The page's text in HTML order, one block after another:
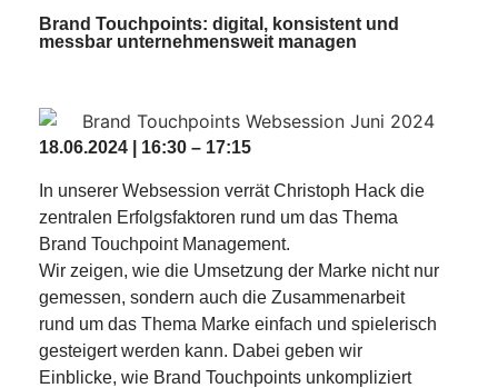
Brand Touchpoints: digital, konsistent und
messbar unternehmensweit managen
18.06.2024 | 16:30 – 17:15
In unserer Websession verrät Christoph Hack die
zentralen Erfolgsfaktoren rund um das Thema
Brand Touchpoint Management.
Wir zeigen, wie die Umsetzung der Marke nicht nur
gemessen, sondern auch die Zusammenarbeit
rund um das Thema Marke einfach und spielerisch
gesteigert werden kann. Dabei geben wir
Einblicke, wie Brand Touchpoints unkompliziert